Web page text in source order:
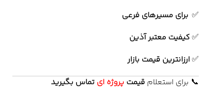
✅ برای مسیرهای فرعی
✅کیفیت معتبر آذین
✅ارزانترین قیمت بازار
📞 برای استعلام قیمت پروژه ای تماس بگیرید